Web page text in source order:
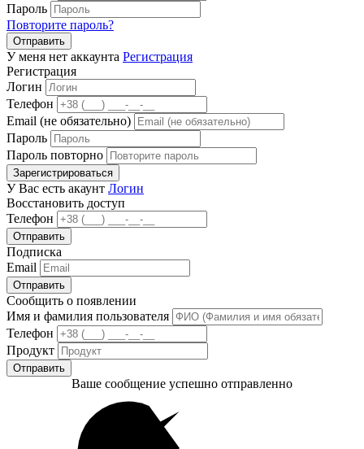
Пароль
Повторите пароль?
Отправить
У меня нет аккаунта Регистрация
Регистрация
Логин
Телефон
Email (не обязательно)
Пароль
Пароль повторно
Зарегистрироваться
У Вас есть акаунт Логин
Восстановить доступ
Телефон
Отправить
Подписка
Email
Отправить
Сообщить о появлении
Имя и фамилия пользователя
Телефон
Продукт
Отправить
Ваше сообщение успешно отправленно